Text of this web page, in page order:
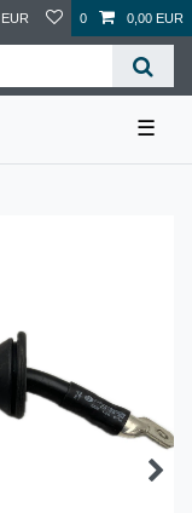
EUR 0 0,00 EUR
☰